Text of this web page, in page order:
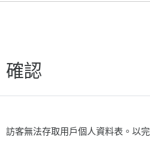
確認
訪客無法存取用戶個人資料表。以